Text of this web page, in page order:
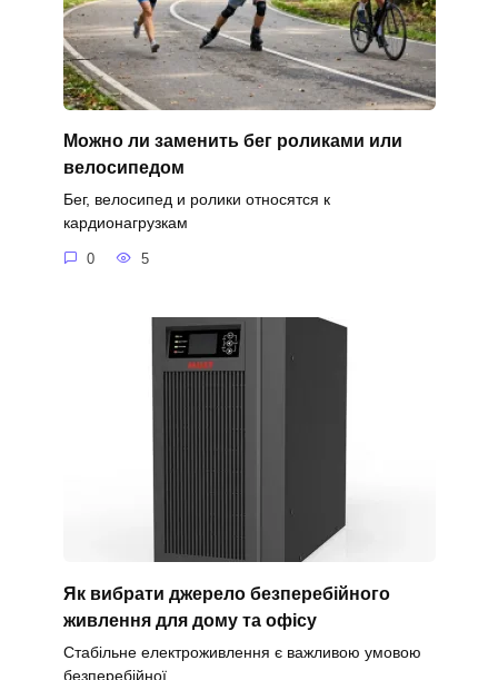
Можно ли заменить бег роликами или
велосипедом
Бег, велосипед и ролики относятся к
кардионагрузкам
0 5
Як вибрати джерело безперебійного
живлення для дому та офісу
Стабільне електроживлення є важливою умовою
безперебійної